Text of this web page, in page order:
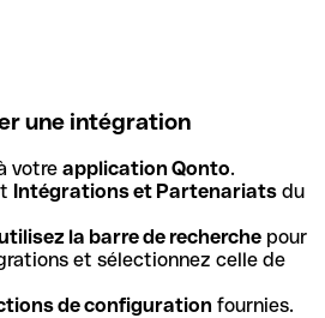
une intégration
votre application Qonto.
Intégrations et Partenariats du
la barre de recherche pour
et sélectionnez celle de
de configuration fournies.